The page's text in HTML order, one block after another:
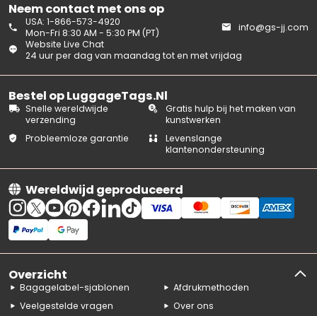
Neem contact met ons op
Website Live Chat
24 uur per dag van maandag tot en met vrijdag
USA: 1-866-573-4920
Mon-Fri 8:30 AM - 5:30 PM (PT)
info@gs-jj.com
Bestel op LuggageTags.Nl
Snelle wereldwijde
verzending
Gratis hulp bij het maken van
kunstwerken
Probleemloze garantie
Levenslange
klantenondersteuning
Wereldwijd geproduceerd
Overzicht
Bagagelabel-sjablonen
Afdrukmethoden
Veelgestelde vragen
Over ons